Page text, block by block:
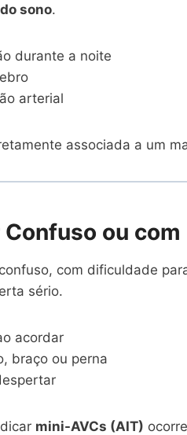
sono.
durante a noite
arterial
associada a um
ou
com dificuldade
sério.
acordar
braço ou perna
mini-AVCs (AIT)